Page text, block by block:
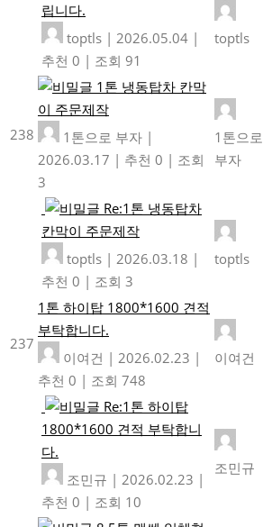
립니다.
toptls | 2026.05.04 |
추천 0 | 조회 91
toptls
238
1톤 냉동탑차 칸막
이 주문제작
1톤으로 부자 |
2026.03.17 | 추천 0 | 조회
3
1톤으로
부자
Re:1톤 냉동탑차
칸막이 주문제작
toptls | 2026.03.18 |
추천 0 | 조회 3
toptls
237
1톤 하이탑 1800*1600 견적
부탁합니다.
이여건 | 2026.02.23 |
추천 0 | 조회 748
이여건
Re:1톤 하이탑
1800*1600 견적 부탁합니
다.
조민규 | 2026.02.23 |
추천 0 | 조회 10
조민규